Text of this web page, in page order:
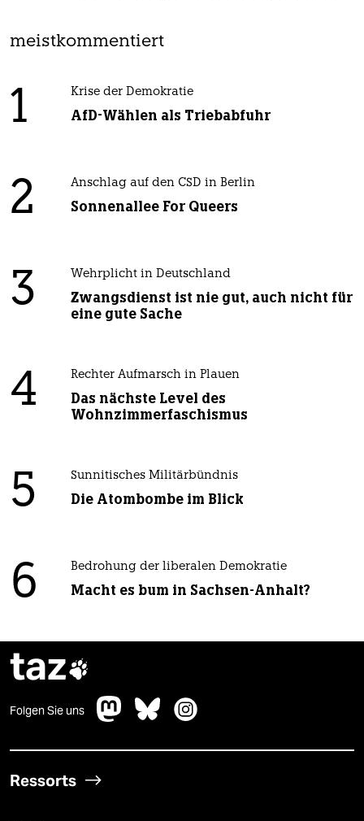
meistkommentiert
1 Krise der Demokratie
AfD-Wählen als Triebabfuhr
2 Anschlag auf den CSD in Berlin
Sonnenallee For Queers
3 Wehrplicht in Deutschland
Zwangsdienst ist nie gut, auch nicht für
eine gute Sache
4 Rechter Aufmarsch in Plauen
Das nächste Level des
Wohnzimmerfaschismus
5 Sunnitisches Militärbündnis
Die Atombombe im Blick
6 Bedrohung der liberalen Demokratie
Macht es bum in Sachsen-Anhalt?
taz
Folgen Sie uns
Ressorts